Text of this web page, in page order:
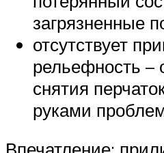
загрязненные
отсутствует
рельефность –
снятия
руками